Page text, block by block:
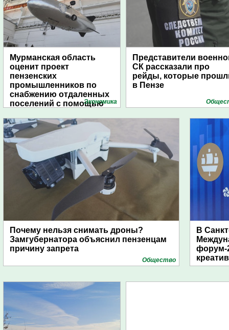
Мурманская область
оценит проект
пензенских
промышленников по
снабжению отдаленных
поселений с помощью
Экономика
Представители
СК рассказали про
рейды, которые
в Пензе
Почему нельзя снимать дроны?
Замгубернатора объяснил пензенцам
причину запрета
Общество
В
форум-